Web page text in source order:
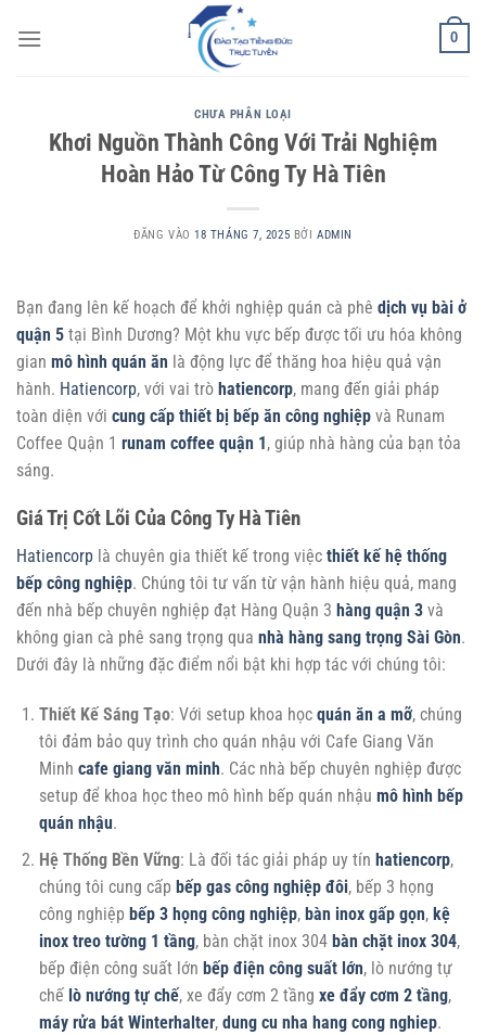
qua
0
CHƯA PHÂN LOẠI
Khơi Nguồn Thành Công Với Trải Nghiệm
Hoàn Hảo Từ Công Ty Hà Tiên
ĐĂNG VÀO18 THÁNG 7, 2025 BỞI ADMIN
Bạn đang lên kế hoạch để khởi nghiệp quán cà phê dịch vụ bài ở
quận 5 tại Bình Dương? Một khu vực bếp được tối ưu hóa không
gian mô hình quán ăn là động lực để thăng hoa hiệu quả vận
hành. Hatiencorp, với vai trò hatiencorp, mang đến giải pháp
toàn diện với cung cấp thiết bị bếp ăn công nghiệp và Runam
Coffee Quận 1 runam coffee quận 1, giúp nhà hàng của bạn tỏa
sáng.
Giá Trị Cốt Lõi Của Công Ty Hà Tiên
Hatiencorp là chuyên gia thiết kế trong việc thiết kế hệ thống
bếp công nghiệp. Chúng tôi tư vấn từ vận hành hiệu quả, mang
đến nhà bếp chuyên nghiệp đạt Hàng Quận 3 hàng quận 3 và
không gian cà phê sang trọng qua nhà hàng sang trọng Sài Gòn.
Dưới đây là những đặc điểm nổi bật khi hợp tác với chúng tôi:
Thiết Kế Sáng Tạo: Với setup khoa học quán ăn a mỡ, chúng
tôi đảm bảo quy trình cho quán nhậu với Cafe Giang Văn
Minh cafe giang văn minh. Các nhà bếp chuyên nghiệp được
setup để khoa học theo mô hình bếp quán nhậu mô hình bếp
quán nhậu.
Hệ Thống Bền Vững: Là đối tác giải pháp uy tín hatiencorp,
chúng tôi cung cấp bếp gas công nghiệp đôi, bếp 3 họng
công nghiệp bếp 3 họng công nghiệp, bàn inox gấp gọn, kệ
inox treo tường 1 tầng, bàn chặt inox 304 bàn chặt inox 304,
bếp điện công suất lớn bếp điện công suất lớn, lò nướng tự
chế lò nướng tự chế, xe đẩy cơm 2 tầng xe đẩy cơm 2 tầng,
máy rửa bát Winterhalter, dung cu nha hang cong nghiep.